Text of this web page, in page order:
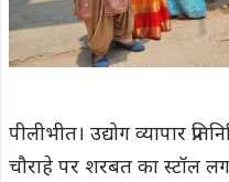
पीलीभीत। उद्योग व्यापार
चौराहे पर शरबत का स्टॉल